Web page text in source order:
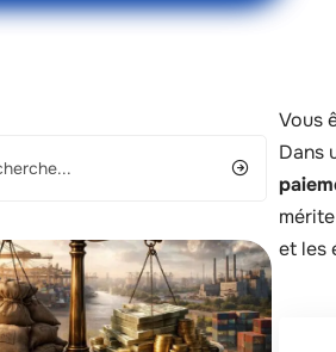
Vous
Dans
et les